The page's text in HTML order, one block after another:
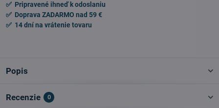
✅ Pripravené ihneď k odoslaniu
✅ Doprava ZADARMO nad 59 €
✅ 14 dní na vrátenie tovaru
Popis
Recenzie 0